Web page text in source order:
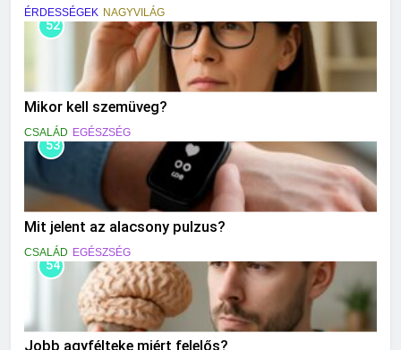
ÉRDESSÉGEK NAGYVILÁG
52
Mikor kell szemüveg?
CSALÁD EGÉSZSÉG
53
Mit jelent az alacsony pulzus?
CSALÁD EGÉSZSÉG
54
Jobb agyfélteke miért felelős?